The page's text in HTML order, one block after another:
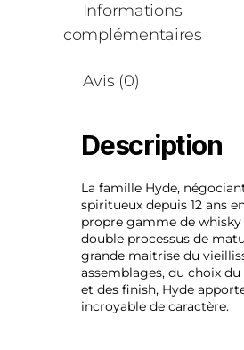
Informations
complémentaires
Avis (0)
Description
La famille Hyde,
spiritueux depuis 12 ans
propre gamme de
double processus de
grande maitrise du
assemblages, du choix
et des finish, Hyde
incroyable de caractère.